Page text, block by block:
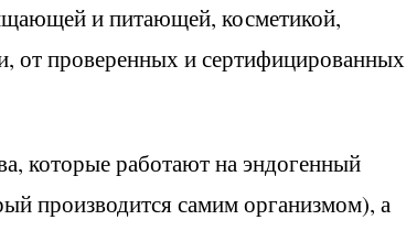
и питающей, косметикой,
от проверенных и сертифицированных
которые работают на эндогенный
производится самим организмом), а